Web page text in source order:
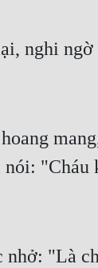
nghi
"Cháu
nhở: "Là